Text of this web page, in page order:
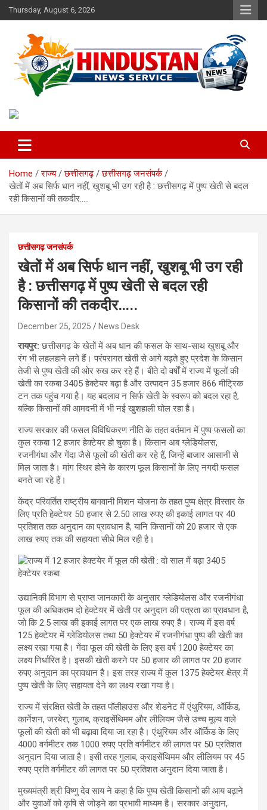
Skip
to
Thursday, August 6, 2026
Hindustan News Service
Home राज्य छत्तीसगढ़
छत्तीसगढ़ जनसंपर्क
खेतों में अब सिर्फ धान नहीं, खुशबू भी उग रही है : छत्तीसगढ़ में पुष्प खेती से बदल
रही किसानों की तकदीर…..
छत्तीसगढ़ जनसंपर्क
खेतों में अब सिर्फ धान नहीं, खुशबू भी उग रही
है : छत्तीसगढ़ में पुष्प खेती से बदल रही
किसानों की तकदीर…..
December 25, 2025 News Desk
रायपुर:छत्तीसगढ़ के खेतों में अब धान की फसल के साथ-साथ खुशबू और
रंग भी लहलहाने लगे हैं। परंपरागत खेती से आगे बढ़ते हुए प्रदेश के किसान
तेजी से पुष्प खेती की ओर रुख कर रहे हैं। बीते दो वर्षों में राज्य में फूलों की
खेती का रकबा 3405 हेक्टेयर बढ़ा है और उत्पादन 35 हजार 866 मीट्रिक
टन तक पहुंच गया है। यह बदलाव न सिर्फ खेती के स्वरूप को बदल रहा है,
बल्कि किसानों की आमदनी में भी नई खुशहाली घोल रहा है।
राज्य सरकार की फसल विविधिकरण नीति के तहत वर्तमान में पुष्प फसलों का
कुल रकबा 12 हजार हेक्टेयर हो चुका है। किसान अब ग्लेडियोलस,
रजनीगंधा और गेंदा जैसे फूलों की खेती कर रहे हैं, जिन्हें बाजार आसानी से
मिल जाता है। मांग स्थिर होने के कारण फूल किसानों के लिए नगदी फसल
बनते जा रहे हैं।
केंद्र परिवर्तित राष्ट्रीय बागवानी मिशन योजना के तहत पुष्प क्षेत्र विस्तार के
लिए प्रति हेक्टेयर 50 हजार से 2.50 लाख रुपए की इकाई लागत पर 40
प्रतिशत तक अनुदान का प्रावधान है, यानि किसानों को 20 हजार से एक
लाख रुपए तक की सहायता सीधे मिल रही है।
उद्यानिकी विभाग से प्राप्त जानकारी के अनुसार ग्लेडियोलस और रजनीगंधा
फूल की अधिकतम दो हेक्टेयर में खेती पर अनुदान की पत्रता का प्रावधान है,
जो कि 2.5 लाख की इकाई लागत पर एक लाख रुपए है। राज्य में इस वर्ष
125 हेक्टेयर में ग्लेडियोलस तथा 50 हेक्टेयर में रजनीगंधा पुष्प की खेती का
लक्ष्य रखा गया है। गेंदा फूल की खेती के लिए इस वर्ष 1200 हेक्टेयर का
लक्ष्य निर्धारित है। इसकी खेती करने पर 50 हजार की लागत पर 20 हजार
रुपए अनुदान का प्रावधान है। इस तरह राज्य में कुल 1375 हेक्टेयर क्षेत्र में
पुष्प खेती के लिए सहायता देने का लक्ष्य रखा गया है।
राज्य में संरक्षित खेती के तहत पॉलीहाउस और शेडनेट में एंथुरियम, ऑर्किड,
कार्नेशन, जरबेरा, गुलाब, क्राइसेंथिमम और लीलियम जैसे उच्च मूल्य वाले
फूलों की खेती को भी बढ़ावा दिया जा रहा है। एंथुरियम और ऑर्किड के लिए
4000 वर्गमीटर तक 1000 रुपए प्रति वर्गमीटर की लागत पर 50 प्रतिशत
अनुदान दिया जाता है। इसी तरह गुलाब, क्राइसेंथिमम और लीलियम पर 45
रुपए प्रति वर्गमीटर की लागत पर 50 प्रतिशत अनुदान दिया जाता है।
मुख्यमंत्री श्री विष्णु देव साय ने कहा है कि पुष्प खेती किसानों की आय बढ़ाने
और युवाओं को कृषि से जोड़ने का प्रभावी माध्यम है। सरकार अनुदान,